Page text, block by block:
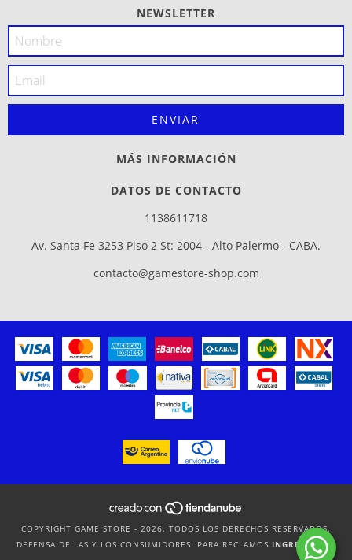
NEWSLETTER
MÁS INFORMACIÓN
DATOS DE CONTACTO
1138611718
Av. Santa Fe 3253 Piso 2 St: 2004 - Alto Palermo - CABA.
contacto@gamestore-shop.com
COPYRIGHT GAME STORE - 2026. TODOS LOS DERECHOS RESERVADOS.
DEFENSA DE LAS Y LOS CONSUMIDORES. PARA RECLAMOS INGRESÁ ACÁ.